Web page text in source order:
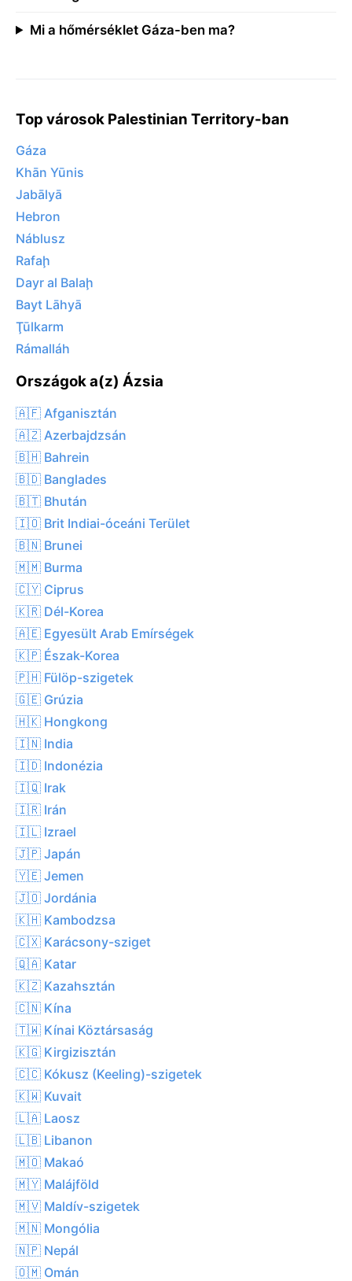
Mi a hőmérséklet Gáza-ben ma?
Top városok Palestinian Territory-ban
Gáza
Khān Yūnis
Jabālyā
Hebron
Náblusz
Rafaḩ
Dayr al Balaḩ
Bayt Lāhyā
Ţūlkarm
Rámalláh
Országok a(z) Ázsia
🇦🇫 Afganisztán
🇦🇿 Azerbajdzsán
🇧🇭 Bahrein
🇧🇩 Banglades
🇧🇹 Bhután
🇮🇴 Brit Indiai-óceáni Terület
🇧🇳 Brunei
🇲🇲 Burma
🇨🇾 Ciprus
🇰🇷 Dél-Korea
🇦🇪 Egyesült Arab Emírségek
🇰🇵 Észak-Korea
🇵🇭 Fülöp-szigetek
🇬🇪 Grúzia
🇭🇰 Hongkong
🇮🇳 India
🇮🇩 Indonézia
🇮🇶 Irak
🇮🇷 Irán
🇮🇱 Izrael
🇯🇵 Japán
🇾🇪 Jemen
🇯🇴 Jordánia
🇰🇭 Kambodzsa
🇨🇽 Karácsony-sziget
🇶🇦 Katar
🇰🇿 Kazahsztán
🇨🇳 Kína
🇹🇼 Kínai Köztársaság
🇰🇬 Kirgizisztán
🇨🇨 Kókusz (Keeling)-szigetek
🇰🇼 Kuvait
🇱🇦 Laosz
🇱🇧 Libanon
🇲🇴 Makaó
🇲🇾 Malájföld
🇲🇻 Maldív-szigetek
🇲🇳 Mongólia
🇳🇵 Nepál
🇴🇲 Omán